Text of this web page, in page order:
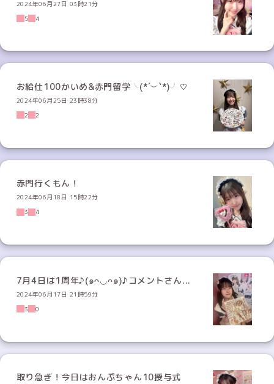
2024年06月27日 03時21分
5
4
お給仕100かいめ&赤門留学╰(*´︶`*)╯♡
2024年06月25日 23時38分
2
2
赤門行くもん！
2024年06月18日 15時22分
3
4
7月4日は1周年♪(๑ᴖ◡ᴖ๑)♪コメントさん...
2024年06月17日 21時59分
3
0
取り急ぎ！今日はおんぷちゃん10授与式